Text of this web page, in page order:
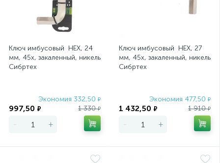
Ключ имбусовый HEX, 24
мм, 45x, закаленный, никель
Сибртех
Экономия 332,50 ₽
997,50 ₽ 1 330₽
- +
Ключ имбусовый HEX, 27
мм, 45x, закаленный, никель
Сибртех
Экономия 477,50 ₽
1 432,50 ₽ 1 910₽
- +